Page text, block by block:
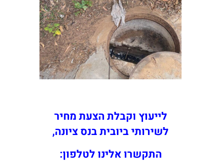
לייעוץ וקבלת הצעת מחיר
לשירותי ביובית בנס ציונה,
התקשרו אלינו לטלפון: